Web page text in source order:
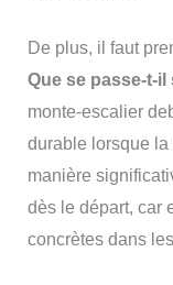
De plus, il faut
Que se passe-t-il
monte-escalier
durable lorsque
manière
dès le départ, car
concrètes dans